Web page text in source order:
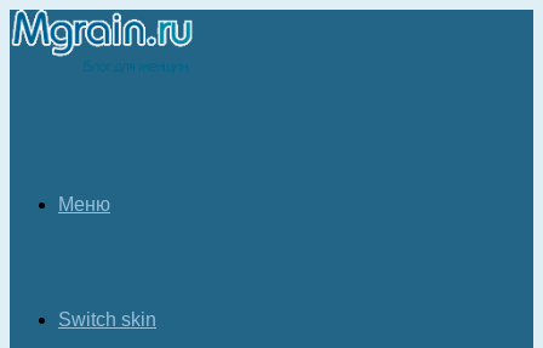
Меню
Switch skin